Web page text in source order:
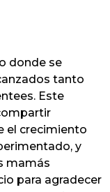
donde se
tanto
Este
el crecimiento
y
mamás
para agradecer